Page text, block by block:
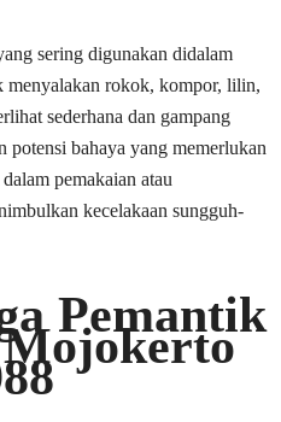
sering digunakan didalam
menyalakan rokok, kompor, lilin,
sederhana dan gampang
potensi bahaya yang memerlukan
pemakaian atau
kecelakaan sungguh-
Pemantik